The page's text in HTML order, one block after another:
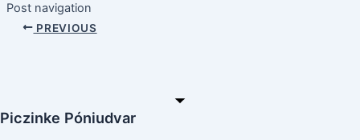
Post navigation
PREVIOUS
Piczinke Póniudvar